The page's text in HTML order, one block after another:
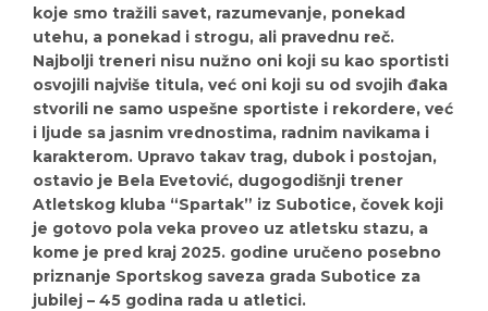
koje smo tražili savet, razumevanje, ponekad
utehu, a ponekad i strogu, ali pravednu reč.
Najbolji treneri nisu nužno oni koji su kao sportisti
osvojili najviše titula, već oni koji su od svojih đaka
stvorili ne samo uspešne sportiste i rekordere, već
i ljude sa jasnim vrednostima, radnim navikama i
karakterom. Upravo takav trag, dubok i postojan,
ostavio je Bela Evetović, dugogodišnji trener
Atletskog kluba “Spartak” iz Subotice, čovek koji
je gotovo pola veka proveo uz atletsku stazu, a
kome je pred kraj 2025. godine uručeno posebno
priznanje Sportskog saveza grada Subotice za
jubilej – 45 godina rada u atletici.